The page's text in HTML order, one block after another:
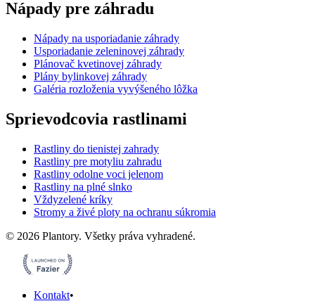
Nápady pre záhradu
Nápady na usporiadanie záhrady
Usporiadanie zeleninovej záhrady
Plánovač kvetinovej záhrady
Plány bylinkovej záhrady
Galéria rozloženia vyvýšeného lôžka
Sprievodcovia rastlinami
Rastliny do tienistej zahrady
Rastliny pre motyliu zahradu
Rastliny odolne voci jelenom
Rastliny na plné slnko
Vždyzelené kríky
Stromy a živé ploty na ochranu súkromia
© 2026 Plantory. Všetky práva vyhradené.
Kontakt•